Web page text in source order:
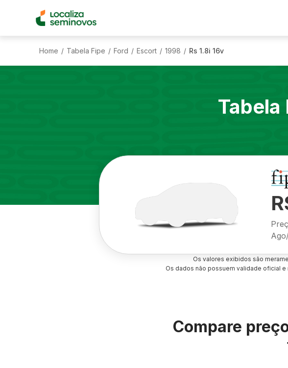
Home / Tabela Fipe / Ford / Escort / 1998 / Rs 1.8i 16v
Tabela
Os valores exibidos são
Os dados não possuem validade oficial
Compare